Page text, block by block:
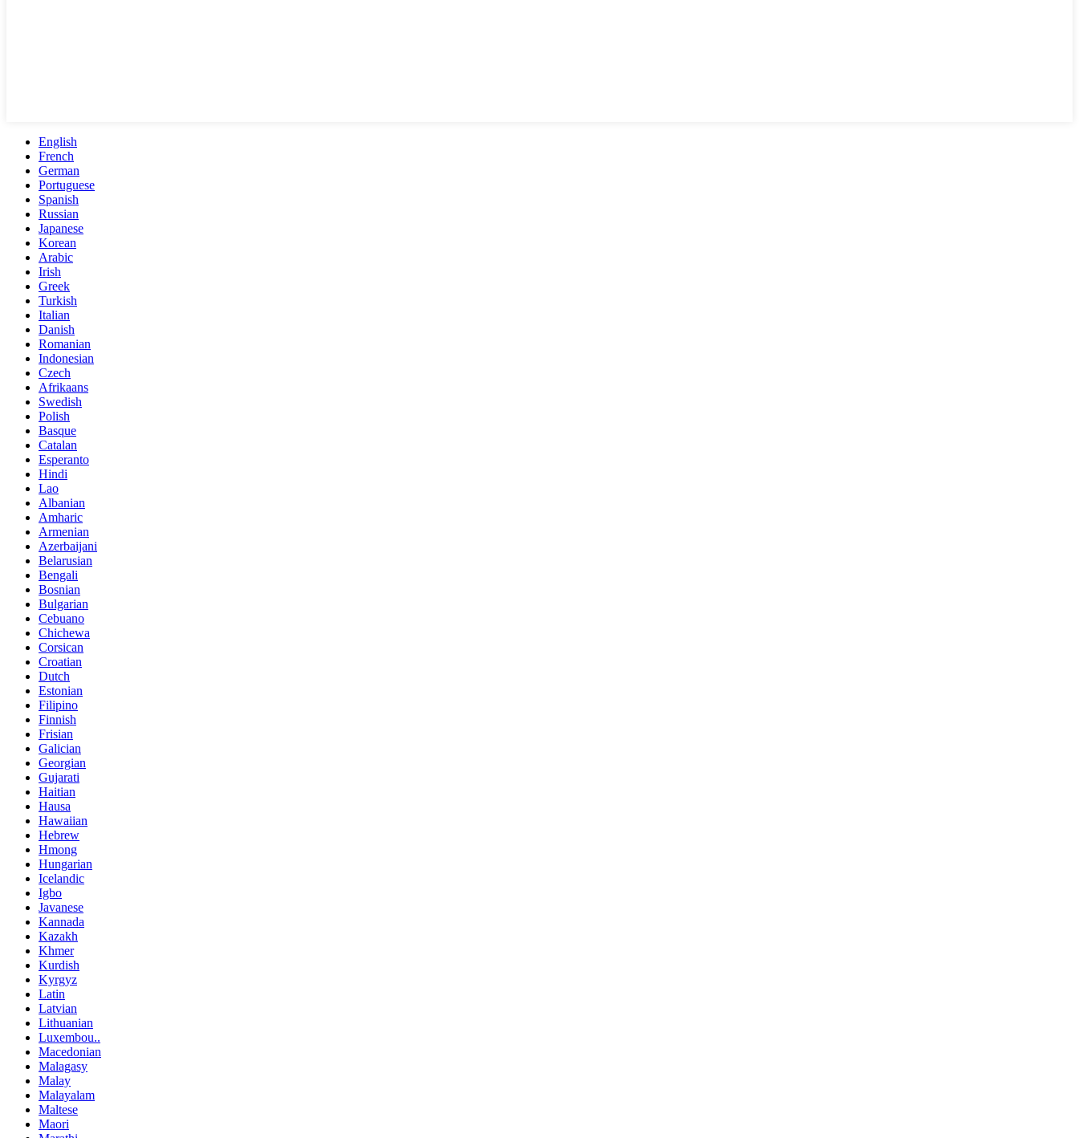
English
French
German
Portuguese
Spanish
Russian
Japanese
Korean
Arabic
Irish
Greek
Turkish
Italian
Danish
Romanian
Indonesian
Czech
Afrikaans
Swedish
Polish
Basque
Catalan
Esperanto
Hindi
Lao
Albanian
Amharic
Armenian
Azerbaijani
Belarusian
Bengali
Bosnian
Bulgarian
Cebuano
Chichewa
Corsican
Croatian
Dutch
Estonian
Filipino
Finnish
Frisian
Galician
Georgian
Gujarati
Haitian
Hausa
Hawaiian
Hebrew
Hmong
Hungarian
Icelandic
Igbo
Javanese
Kannada
Kazakh
Khmer
Kurdish
Kyrgyz
Latin
Latvian
Lithuanian
Luxembou..
Macedonian
Malagasy
Malay
Malayalam
Maltese
Maori